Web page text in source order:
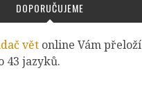
DOPORUČUJEME
vět online Vám přeloží
43 jazyků.